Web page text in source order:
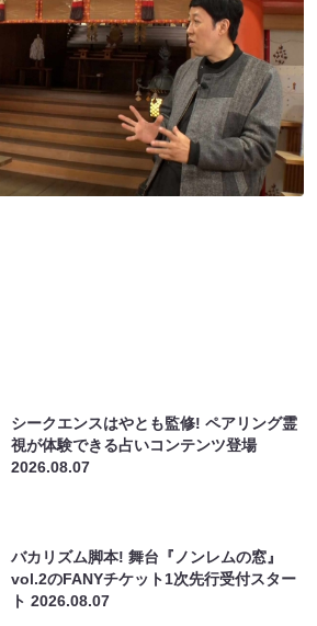
シークエンスはやとも監修! ペアリング霊
視が体験できる占いコンテンツ登場
2026.08.07
バカリズム脚本! 舞台『ノンレムの窓』
vol.2のFANYチケット1次先行受付スター
ト2026.08.07